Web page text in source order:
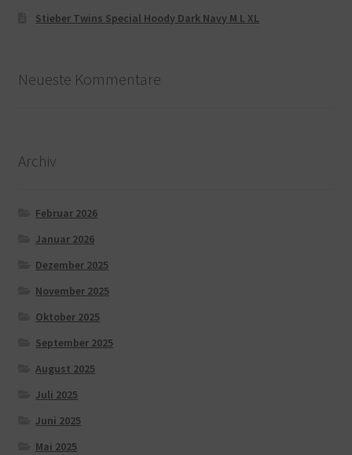
Stieber Twins Special Hoody Dark Navy M L XL
Neueste Kommentare
Archiv
Februar 2026
Januar 2026
Dezember 2025
November 2025
Oktober 2025
September 2025
August 2025
Juli 2025
Juni 2025
Mai 2025